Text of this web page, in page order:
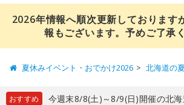
2026年情報へ順次更新しております
報もございます。予めご了承
夏休みイベント・おでかけ2026 北海道の
おすすめ
今週末8/8(土)～8/9(日)開催の北